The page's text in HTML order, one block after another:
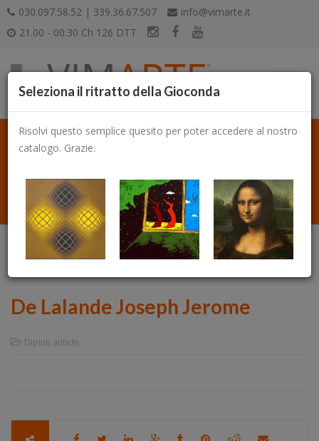
030.097.58.52 | 339.36.67.507
info@vimarte.it
21.00 - 00.30 Ch 126 DTT
De Lalande Joseph Jerome
Dipinti antichi
Seleziona il ritratto della Gioconda
Risolvi questo semplice quesito per poter accedere al nostro
catalogo. Grazie.